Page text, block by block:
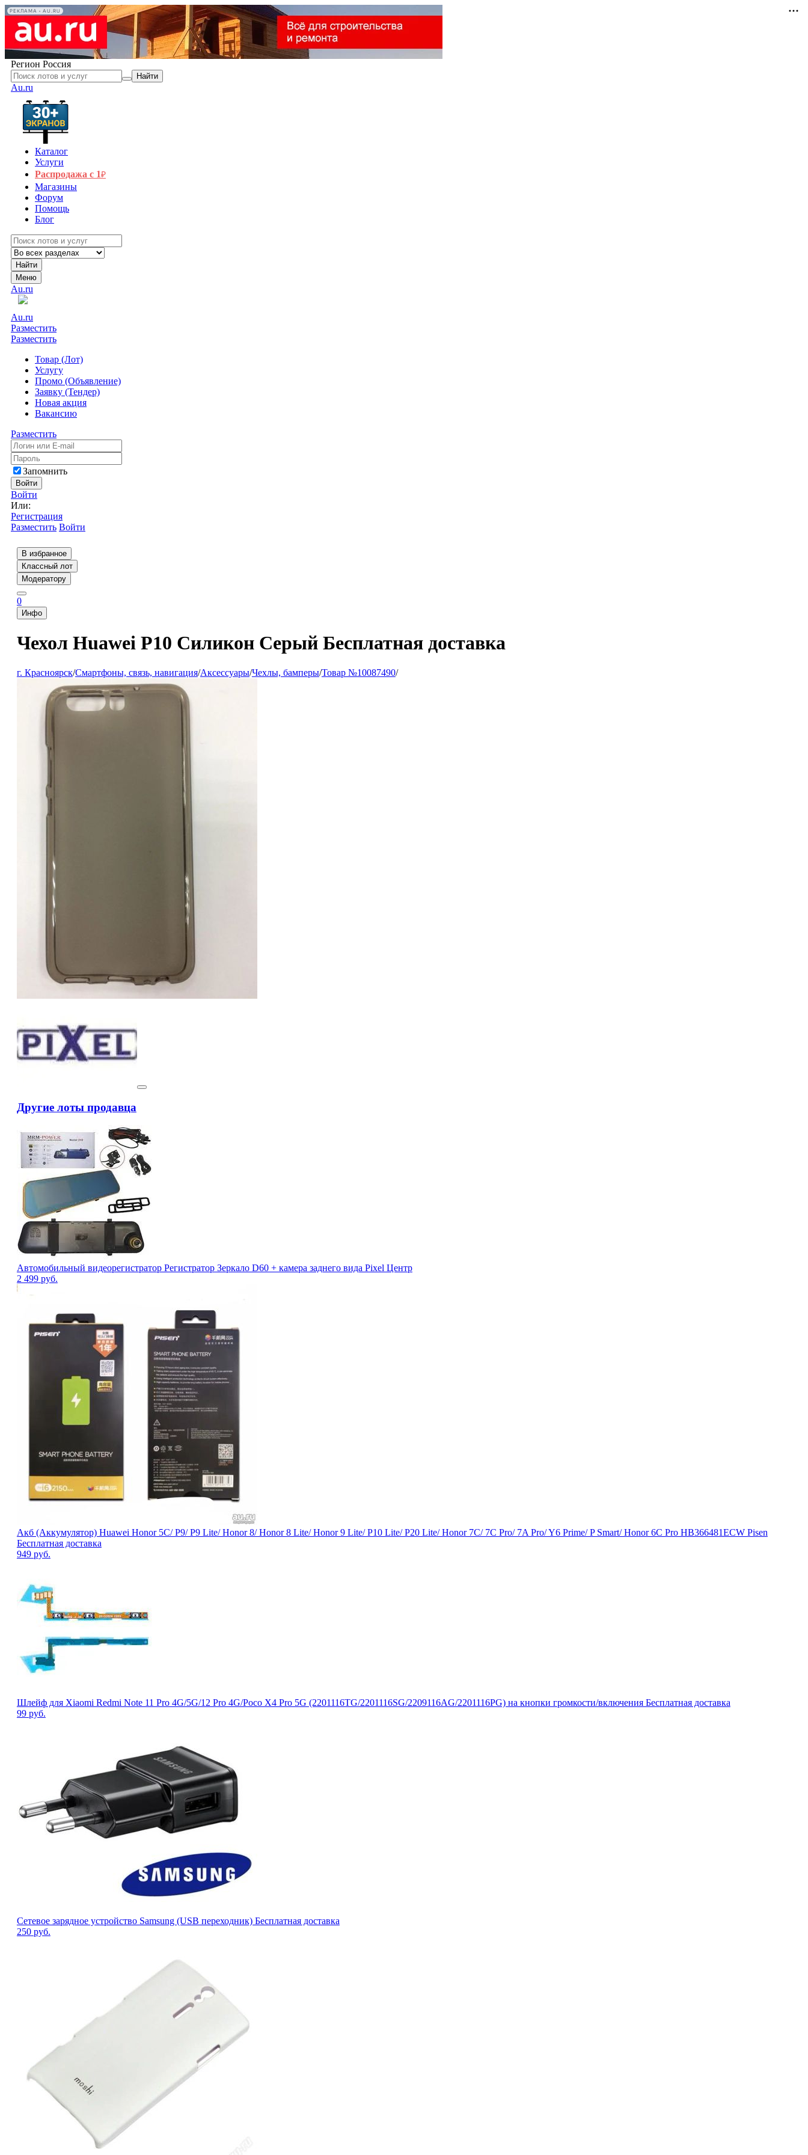
РЕКЛАМА • AU.RU
Регион Россия
Найти
Au.ru
Каталог
Услуги
Распродажа с 1₽
Магазины
Форум
Помощь
Блог
Найти
Меню
Au.ru
Au.ru
Разместить
Разместить
Товар (Лот)
Услугу
Промо (Объявление)
Заявку (Тендер)
Новая акция
Вакансию
Разместить
Запомнить
Войти
Войти
Или:
Регистрация
Разместить Войти
В избранное
Классный лот
Модератору
0
Инфо
Чехол Huawei P10 Силикон Серый Бесплатная доставка
г. Красноярск/Смартфоны, связь, навигация/Аксессуары/Чехлы, бамперы/Товар №10087490/
Другие лоты продавца
Автомобильный видеорегистратор Регистратор Зеркало D60 + камера заднего вида Pixel Центр
2 499 руб.
Акб (Аккумулятор) Huawei Honor 5C/ P9/ P9 Lite/ Honor 8/ Honor 8 Lite/ Honor 9 Lite/ P10 Lite/ P20 Lite/ Honor 7C/ 7C Pro/ 7A Pro/ Y6 Prime/ P Smart/ Honor 6C Pro HB366481ECW Pisen
Бесплатная доставка
949 руб.
Шлейф для Xiaomi Redmi Note 11 Pro 4G/5G/12 Pro 4G/Poco X4 Pro 5G (2201116TG/2201116SG/2209116AG/2201116PG) на кнопки громкости/включения Бесплатная доставка
99 руб.
Сетевое зарядное устройство Samsung (USB переходник) Бесплатная доставка
250 руб.